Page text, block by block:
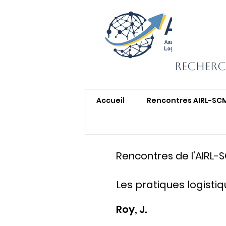
Accueil Rencontres AIRL-
Rencontres de l'AIRL-
Les pratiques
Roy, J.